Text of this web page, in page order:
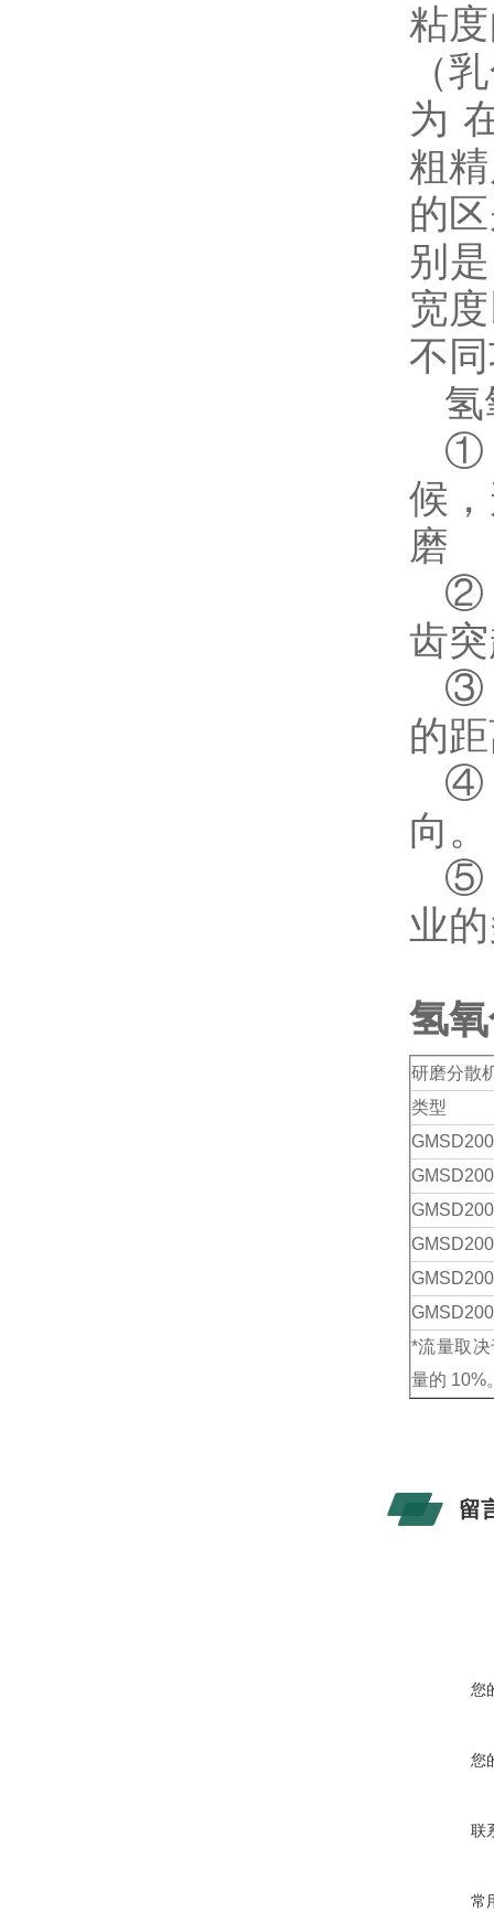
粘
（
为
粗
的
别
宽
不
①
候
磨
②
齿
③
的
④
向。
⑤
业
氢
研磨分散
类型
GMSD
GMSD
GMSD
GMSD
GMSD
GMSD
*流量取
量的 10%
留
您
您
联
常